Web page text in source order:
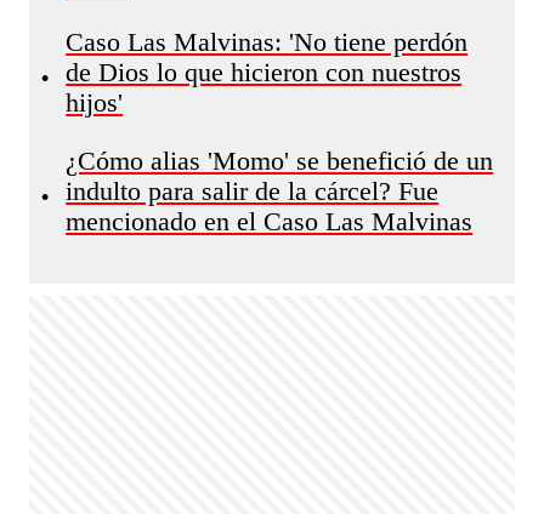
•
Caso Las Malvinas: 'No tiene perdón
de Dios lo que hicieron con nuestros
hijos'
•
¿Cómo alias 'Momo' se benefició de un
indulto para salir de la cárcel? Fue
mencionado en el Caso Las Malvinas